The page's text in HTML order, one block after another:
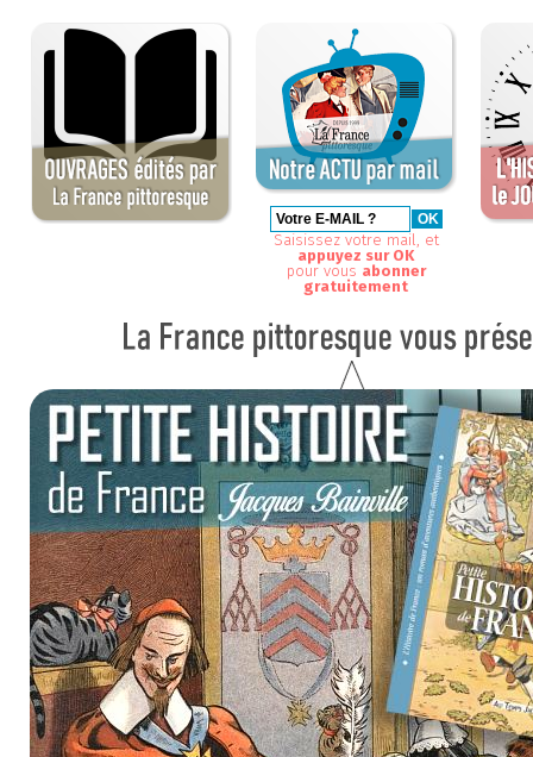
Saisissez votre mail, et
appuyez sur OK
pour vous abonner
gratuitement